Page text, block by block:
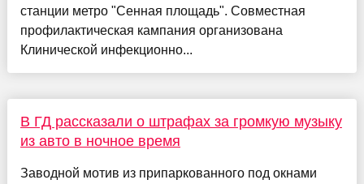
станции метро "Сенная площадь". Совместная
профилактическая кампания организована
Клинической инфекционно...
В ГД рассказали о штрафах за громкую музыку
из авто в ночное время
Заводной мотив из припаркованного под окнами